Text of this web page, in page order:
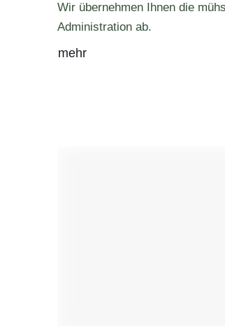
Wir übernehmen Ihnen die
Administration ab.
mehr